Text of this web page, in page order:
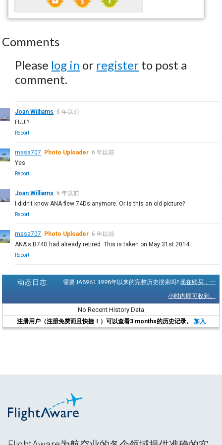
Comments
Please log in or register to post a
comment.
Joan Williams 6 年以前
FUJI?
Report
masa707 Photo Uploader 6 年以前
Yes
Report
Joan Williams 6 年以前
I didn't know ANA flew 74Ds anymore. Or is this an old picture?
Report
masa707 Photo Uploader 6 年以前
ANA's B74D had already retired. This is taken on May 31st 2014.
Report
动态日志 需要 JA8961 1998年以来的完整历史搜索吗?现在购买，一
小时内即可收到。
No Recent History Data
注册用户（注册免费而且快捷！）可以查看3 months的历史记录。 加入